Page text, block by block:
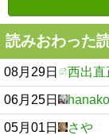
読みおわった
08月29日 西出直
06月25日 hanako
05月01日 さや